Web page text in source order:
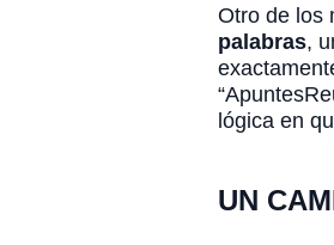
Otro de los
palabras,
lógica en
UN